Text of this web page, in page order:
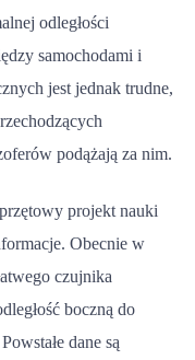
odległości
samochodami i
jest jednak trudne,
podążają za nim.
projekt nauki
Obecnie w
czujnika
boczną do
dane są